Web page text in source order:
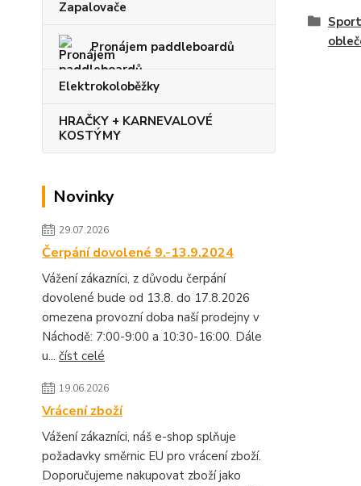
Zapalovače
Pronájem paddleboardů
Elektrokoloběžky
HRAČKY + KARNEVALOVÉ
KOSTÝMY
Novinky
29.07.2026
Čerpání dovolené 9.-13.9.2024
Vážení zákazníci, z důvodu čerpání
dovolené bude od 13.8. do 17.8.2026
omezena provozní doba naší prodejny v
Náchodě: 7:00-9:00 a 10:30-16:00. Dále
u... číst celé
19.06.2026
Vrácení zboží
Vážení zákazníci, náš e-shop splňuje
požadavky směrnic EU pro vrácení zboží.
Doporučujeme nakupovat zboží jako